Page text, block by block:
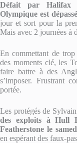
Défait par Halifax
Olympique est
jour et sort pour la
Mais avec 2 journées à
En commettant de trop
des moments clé, les
faire battre à des
s’imposer. Frustrant
portée.
Les protégés de
des exploits à Hull
Featherstone le
en espérant des faux-